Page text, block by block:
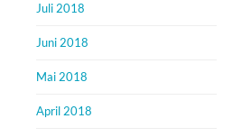
Juli 2018
Juni 2018
Mai 2018
April 2018